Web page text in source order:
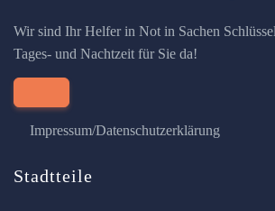
Wir sind Ihr Helfer in Not in Sachen
Tages- und Nachtzeit für Sie da!
Impressum/Datenschutzerklärung
Stadtteile